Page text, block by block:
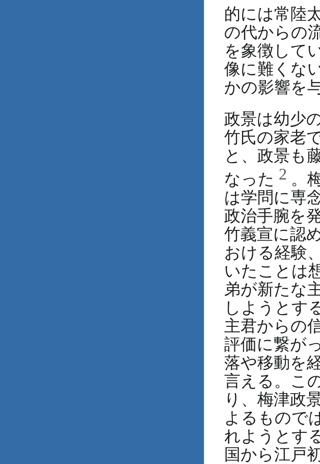
的には常陸
の代からの
を象徴して
像に難くな
かの影響を
政景は幼少
竹氏の家老
と、政景も
なった 2 。
は学問に専
政治手腕を
竹義宣に認
おける経験
いたことは
弟が新たな
しようとす
主君からの
評価に繋が
落や移動を
言える。こ
り、梅津政
よるもので
れようとす
国から江戸